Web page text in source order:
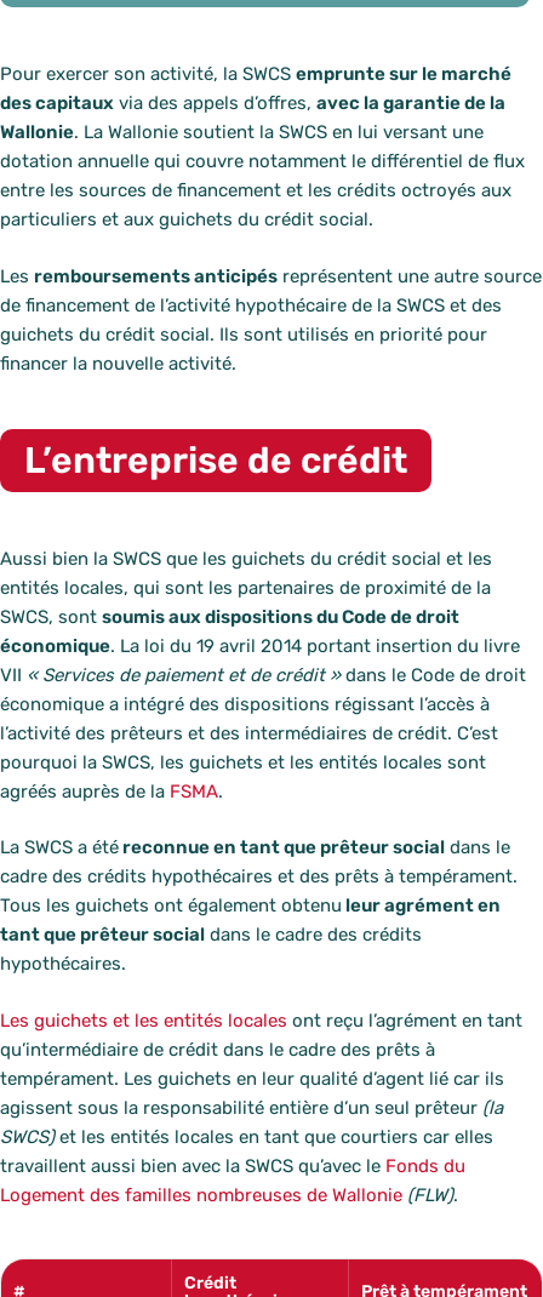
Pour exercer son activité, la SWCS emprunte sur le marché
des capitaux via des appels d’offres, avec la garantie de la
Wallonie. La Wallonie soutient la SWCS en lui versant une
dotation annuelle qui couvre notamment le différentiel de flux
entre les sources de financement et les crédits octroyés aux
particuliers et aux guichets du crédit social.
Les remboursements anticipés représentent une autre source
de financement de l’activité hypothécaire de la SWCS et des
guichets du crédit social. Ils sont utilisés en priorité pour
financer la nouvelle activité.
L’entreprise de crédit
Aussi bien la SWCS que les guichets du crédit social et les
entités locales, qui sont les partenaires de proximité de la
SWCS, sont soumis aux dispositions du Code de droit
économique. La loi du 19 avril 2014 portant insertion du livre
VII « Services de paiement et de crédit »dans le Code de droit
économique a intégré des dispositions régissant l’accès à
l’activité des prêteurs et des intermédiaires de crédit. C’est
pourquoi la SWCS, les guichets et les entités locales sont
agréés auprès de la FSMA.
La SWCS a été reconnue en tant que prêteur social dans le
cadre des crédits hypothécaires et des prêts à tempérament.
Tous les guichets ont également obtenu leur agrément en
tant que prêteur social dans le cadre des crédits
hypothécaires.
Les guichets et les entités locales ont reçu l’agrément en tant
qu’intermédiaire de crédit dans le cadre des prêts à
tempérament. Les guichets en leur qualité d’agent lié car ils
agissent sous la responsabilité entière d’un seul prêteur (la
SWCS)et les entités locales en tant que courtiers car elles
travaillent aussi bien avec la SWCS qu’avec le Fonds du
Logement des familles nombreuses de Wallonie (FLW).
#
Crédit
Prêt à tempérament